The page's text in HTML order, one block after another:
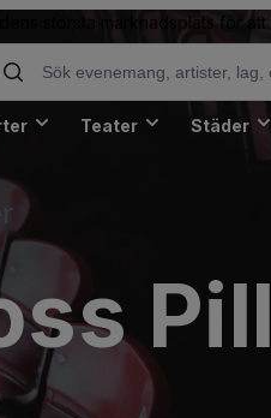
största marknadsplats för
Teater Städer